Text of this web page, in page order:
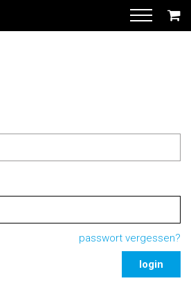
passwort vergessen?
login